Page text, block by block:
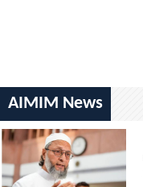
AIMIM News